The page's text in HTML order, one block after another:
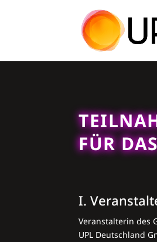
FÜR
I.
Veranstalterin des
UPL Deutschland